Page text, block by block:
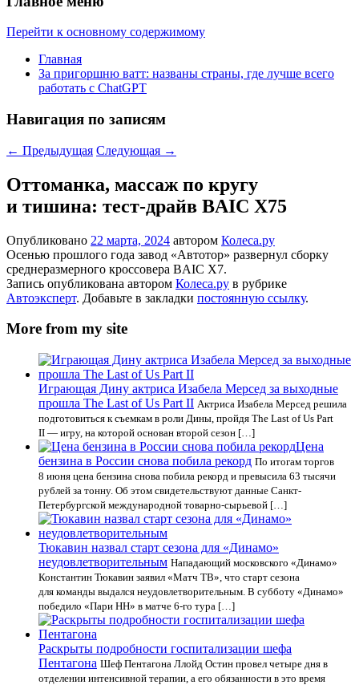
Перейти к основному содержимому
Главная
За пригоршню ватт: названы страны, где лучше всего
работать с ChatGPT
Навигация по записям
← Предыдущая Следующая →
Оттоманка, массаж по кругу
и тишина: тест-драйв BAIC X75
Опубликовано 22 марта, 2024 автором Колеса.ру
Осенью прошлого года завод «Автотор» развернул сборку
среднеразмерного кроссовера BAIC X7.
Запись опубликована автором Колеса.ру в рубрике
Автоэксперт. Добавьте в закладки постоянную ссылку.
More from my site
Играющая Дину актриса Изабела Мерсед за выходные
прошла The Last of Us Part II Актриса Изабела Мерсед решила
подготовиться к съемкам в роли Дины, пройдя The Last of Us Part
II — игру, на которой основан второй сезон […]
Цена
бензина в России снова побила рекорд По итогам торгов
8 июня цена бензина снова побила рекорд и превысила 63 тысячи
рублей за тонну. Об этом свидетельствуют данные Санкт-
Петербургской международной товарно-сырьевой […]
Тюкавин назвал старт сезона для «Динамо»
неудовлетворительным Нападающий московского «Динамо»
Константин Тюкавин заявил «Матч ТВ», что старт сезона
для команды выдался неудовлетворительным. В субботу «Динамо»
победило «Пари НН» в матче 6‑го тура […]
Раскрыты подробности госпитализации шефа
Пентагона Шеф Пентагона Ллойд Остин провел четыре дня в
отделении интенсивной терапии, а его обязанности в это время